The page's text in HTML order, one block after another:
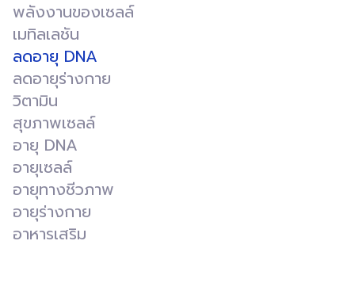
พลังงานของเซลล์
เมทิลเลชัน
ลดอายุ DNA
ลดอายุร่างกาย
วิตามิน
สุขภาพเซลล์
อายุ DNA
อายุเซลล์
อายุทางชีวภาพ
อายุร่างกาย
อาหารเสริม